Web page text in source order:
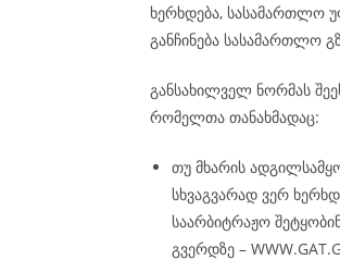
ხერხდება, სასამართლო
განჩინება სასამართლო
განსახილველ ნორმას
რომელთა თანახმადაც:
თუ მხარის
სხვაგვარად ვერ
საარბიტრაჟო
გვერდზე –